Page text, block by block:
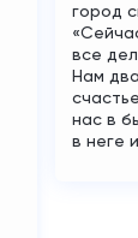
город
все
Нам
нас в
в неге